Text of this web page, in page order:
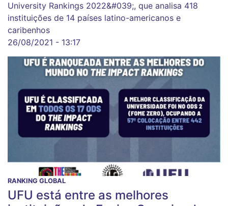
University Rankings 2022&#039;, que analisa 418
instituições de 14 países latino-americanos e
caribenhos
26/08/2021 - 13:17
RANKING GLOBAL
UFU está entre as melhores